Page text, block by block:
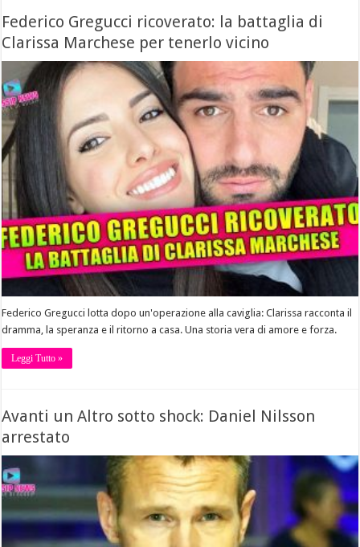
Federico Gregucci ricoverato: la battaglia di
Clarissa Marchese per tenerlo vicino
Federico Gregucci lotta dopo un'operazione alla caviglia: Clarissa racconta il
dramma, la speranza e il ritorno a casa. Una storia vera di amore e forza.
Leggi Tutto »
Avanti un Altro sotto shock: Daniel Nilsson
arrestato